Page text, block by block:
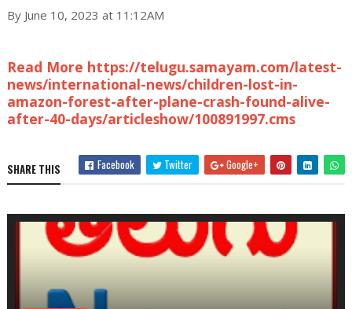
By June 10, 2023 at 11:12AM
Read More https://telugu.samayam.com/latest-
news/international-news/children-lost-in-
amazon-forest-after-plane-crash-found-alive-
after-40-days/articleshow/100891997.cms
SHARE THIS Facebook Twitter Google+